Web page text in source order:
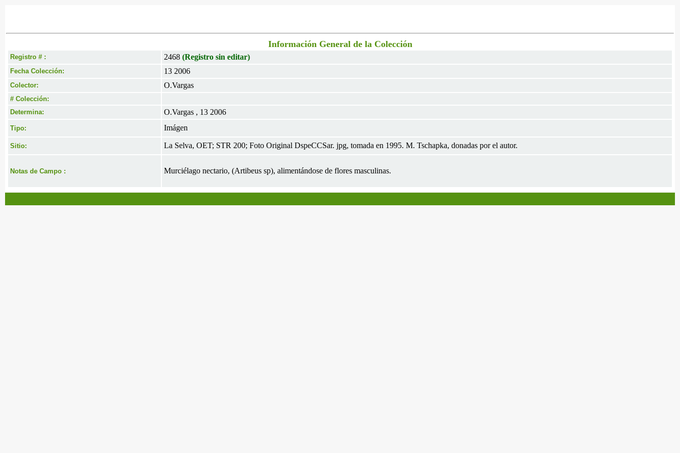
Información General de la Colección
Registro # : 2468 (Registro sin editar)
Fecha Colección: 13 2006
Colector: O.Vargas
# Colección:
Determina:
O.Vargas , 13 2006
Tipo: Imágen
Sitio: La Selva, OET; STR 200; Foto Original DspeCCSar. jpg, tomada en 1995. M. Tschapka, donadas por el autor.
Notas de Campo : Murciélago nectario, (Artibeus sp), alimentándose de flores masculinas.